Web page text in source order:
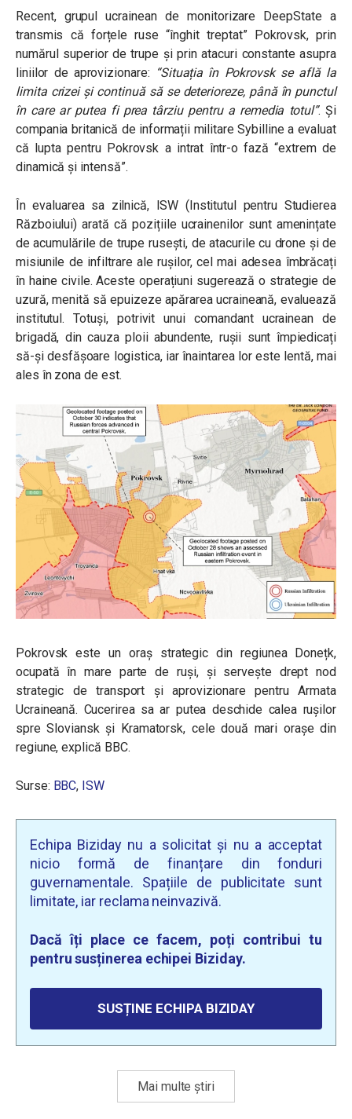
Recent, grupul ucrainean de monitorizare DeepState a
transmis că forțele ruse “înghit treptat” Pokrovsk, prin
numărul superior de trupe și prin atacuri constante asupra
liniilor de aprovizionare: “Situația în Pokrovsk se află la
limita crizei și continuă să se deterioreze, până în punctul
în care ar putea fi prea târziu pentru a remedia totul”. Și
compania britanică de informații militare Sybilline a evaluat
că lupta pentru Pokrovsk a intrat într-o fază “extrem de
dinamică și intensă”.
În evaluarea sa zilnică, ISW (Institutul pentru Studierea
Războiului) arată că pozițiile ucrainenilor sunt amenințate
de acumulările de trupe rusești, de atacurile cu drone și de
misiunile de infiltrare ale rușilor, cel mai adesea îmbrăcați
în haine civile. Aceste operațiuni sugerează o strategie de
uzură, menită să epuizeze apărarea ucraineană, evaluează
institutul. Totuși, potrivit unui comandant ucrainean de
brigadă, din cauza ploii abundente, rușii sunt împiedicați
să-și desfășoare logistica, iar înaintarea lor este lentă, mai
ales în zona de est.
Pokrovsk este un oraș strategic din regiunea Donețk,
ocupată în mare parte de ruși, și servește drept nod
strategic de transport și aprovizionare pentru Armata
Ucraineană. Cucerirea sa ar putea deschide calea rușilor
spre Sloviansk și Kramatorsk, cele două mari orașe din
regiune, explică BBC.
Surse: BBC, ISW
Echipa Biziday nu a solicitat și nu a acceptat
nicio formă de finanțare din fonduri
guvernamentale. Spațiile de publicitate sunt
limitate, iar reclama neinvazivă.
Dacă îți place ce facem, poți contribui tu
pentru susținerea echipei Biziday.
SUSȚINE ECHIPA BIZIDAY
Mai multe știri